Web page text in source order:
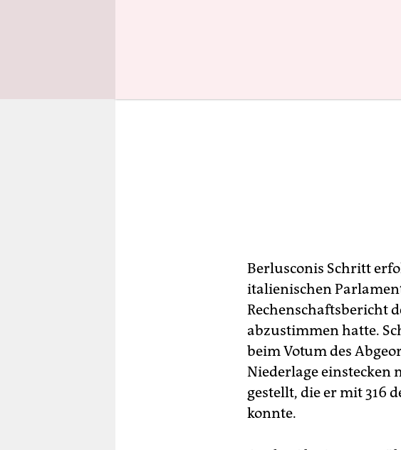
Berlusconis Schritt
italienischen
Rechenschaftsbericht
abzustimmen hatte.
beim Votum des
Niederlage einstecken
gestellt, die er mit 316
konnte.